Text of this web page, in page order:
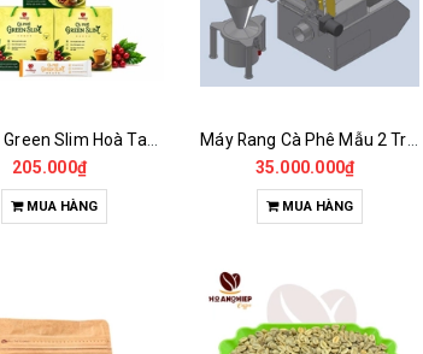
205.000₫
MUA HÀNG
35.000.000₫
MUA HÀNG